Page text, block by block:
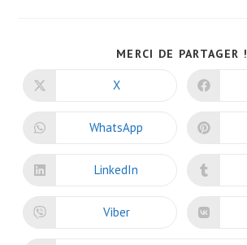
MERCI DE PARTAGER !
Opens
new
window
X
Opens
new
window
WhatsApp
Opens
new
window
LinkedIn
Opens
Viber